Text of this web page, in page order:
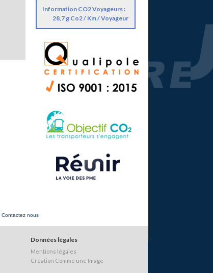
Information CO2 Voyageurs :
28,7 g Co2 / Km / Voyageur
Contactez nous
Données légales
Mentions légales
Création Comme une Image